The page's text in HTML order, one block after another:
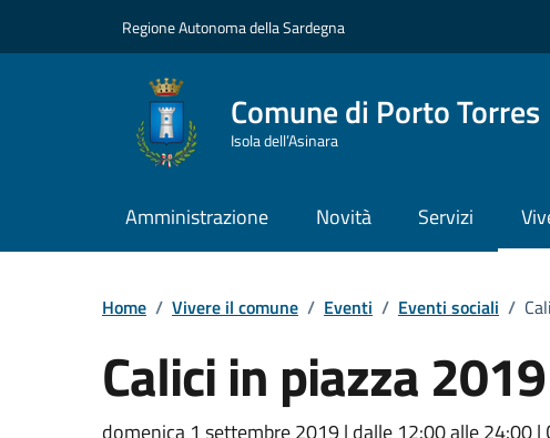
Regione Autonoma della Sardegna
Comune di Porto Torres
Isola dell’Asinara
Amministrazione Novità Servizi
Home / Vivere il comune / Eventi / Eventi sociali /
Calici in piazza 2019